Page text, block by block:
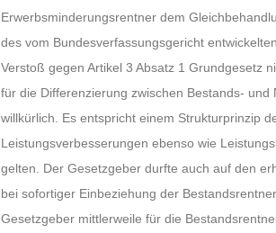
Erwerbsminderungsrentner dem
des vom Bundesverfassungsgericht
Verstoß gegen Artikel 3 Absatz 1 Grundgesetz
für die Differenzierung zwischen Bestands-
willkürlich. Es entspricht einem Strukturprinzip
Leistungsverbesserungen ebenso wie
gelten. Der Gesetzgeber durfte auch auf den
bei sofortiger Einbeziehung der
Gesetzgeber mittlerweile für die